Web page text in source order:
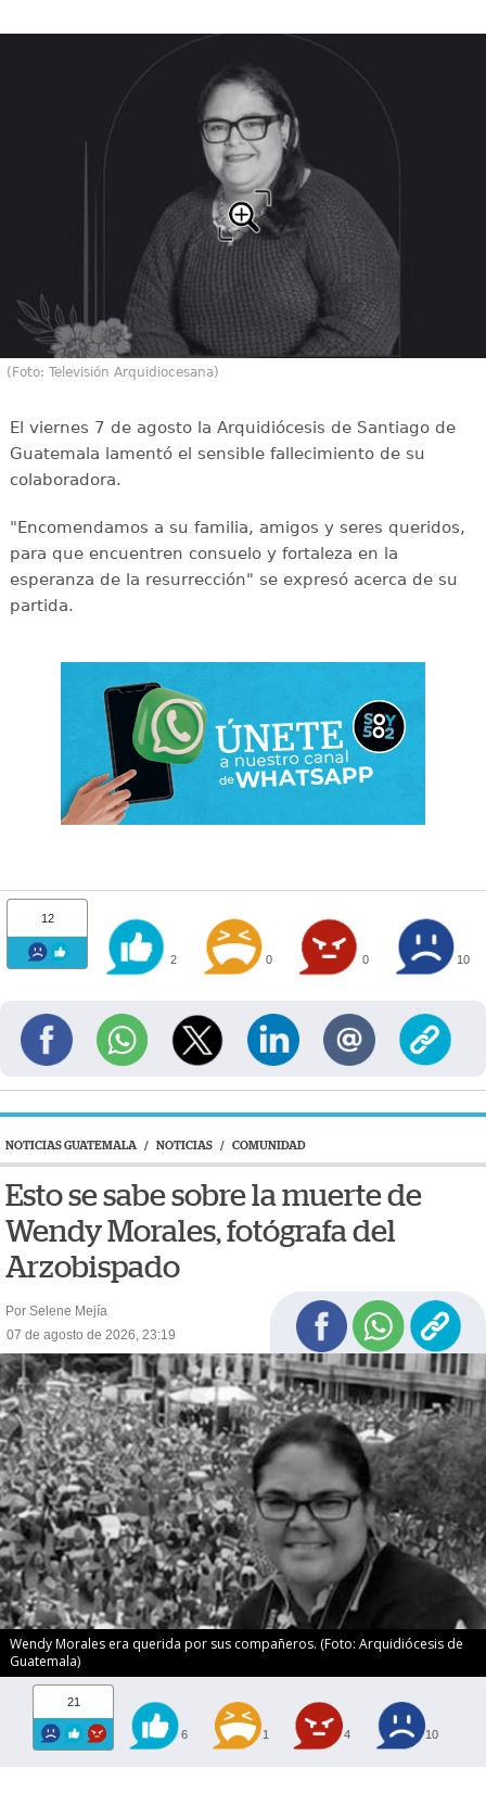
(Foto: Televisión Arquidiocesana)
El viernes 7 de agosto la Arquidiócesis de Santiago de
Guatemala lamentó el sensible fallecimiento de su
colaboradora.
"Encomendamos a su familia, amigos y seres queridos,
para que encuentren consuelo y fortaleza en la
esperanza de la resurrección" se expresó acerca de su
partida.
12
2 0 0 10
NOTICIAS GUATEMALA / NOTICIAS / COMUNIDAD
Esto se sabe sobre la muerte de
Wendy Morales, fotógrafa del
Arzobispado
Por Selene Mejía
07 de agosto de 2026, 23:19
Wendy Morales era querida por sus compañeros. (Foto: Arquidiócesis de
Guatemala)
21
6 1 4 10